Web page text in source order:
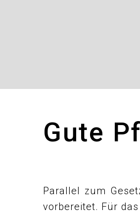
Gute
Parallel zum
vorbereitet. Für